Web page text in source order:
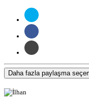
Daha fazla paylaşma